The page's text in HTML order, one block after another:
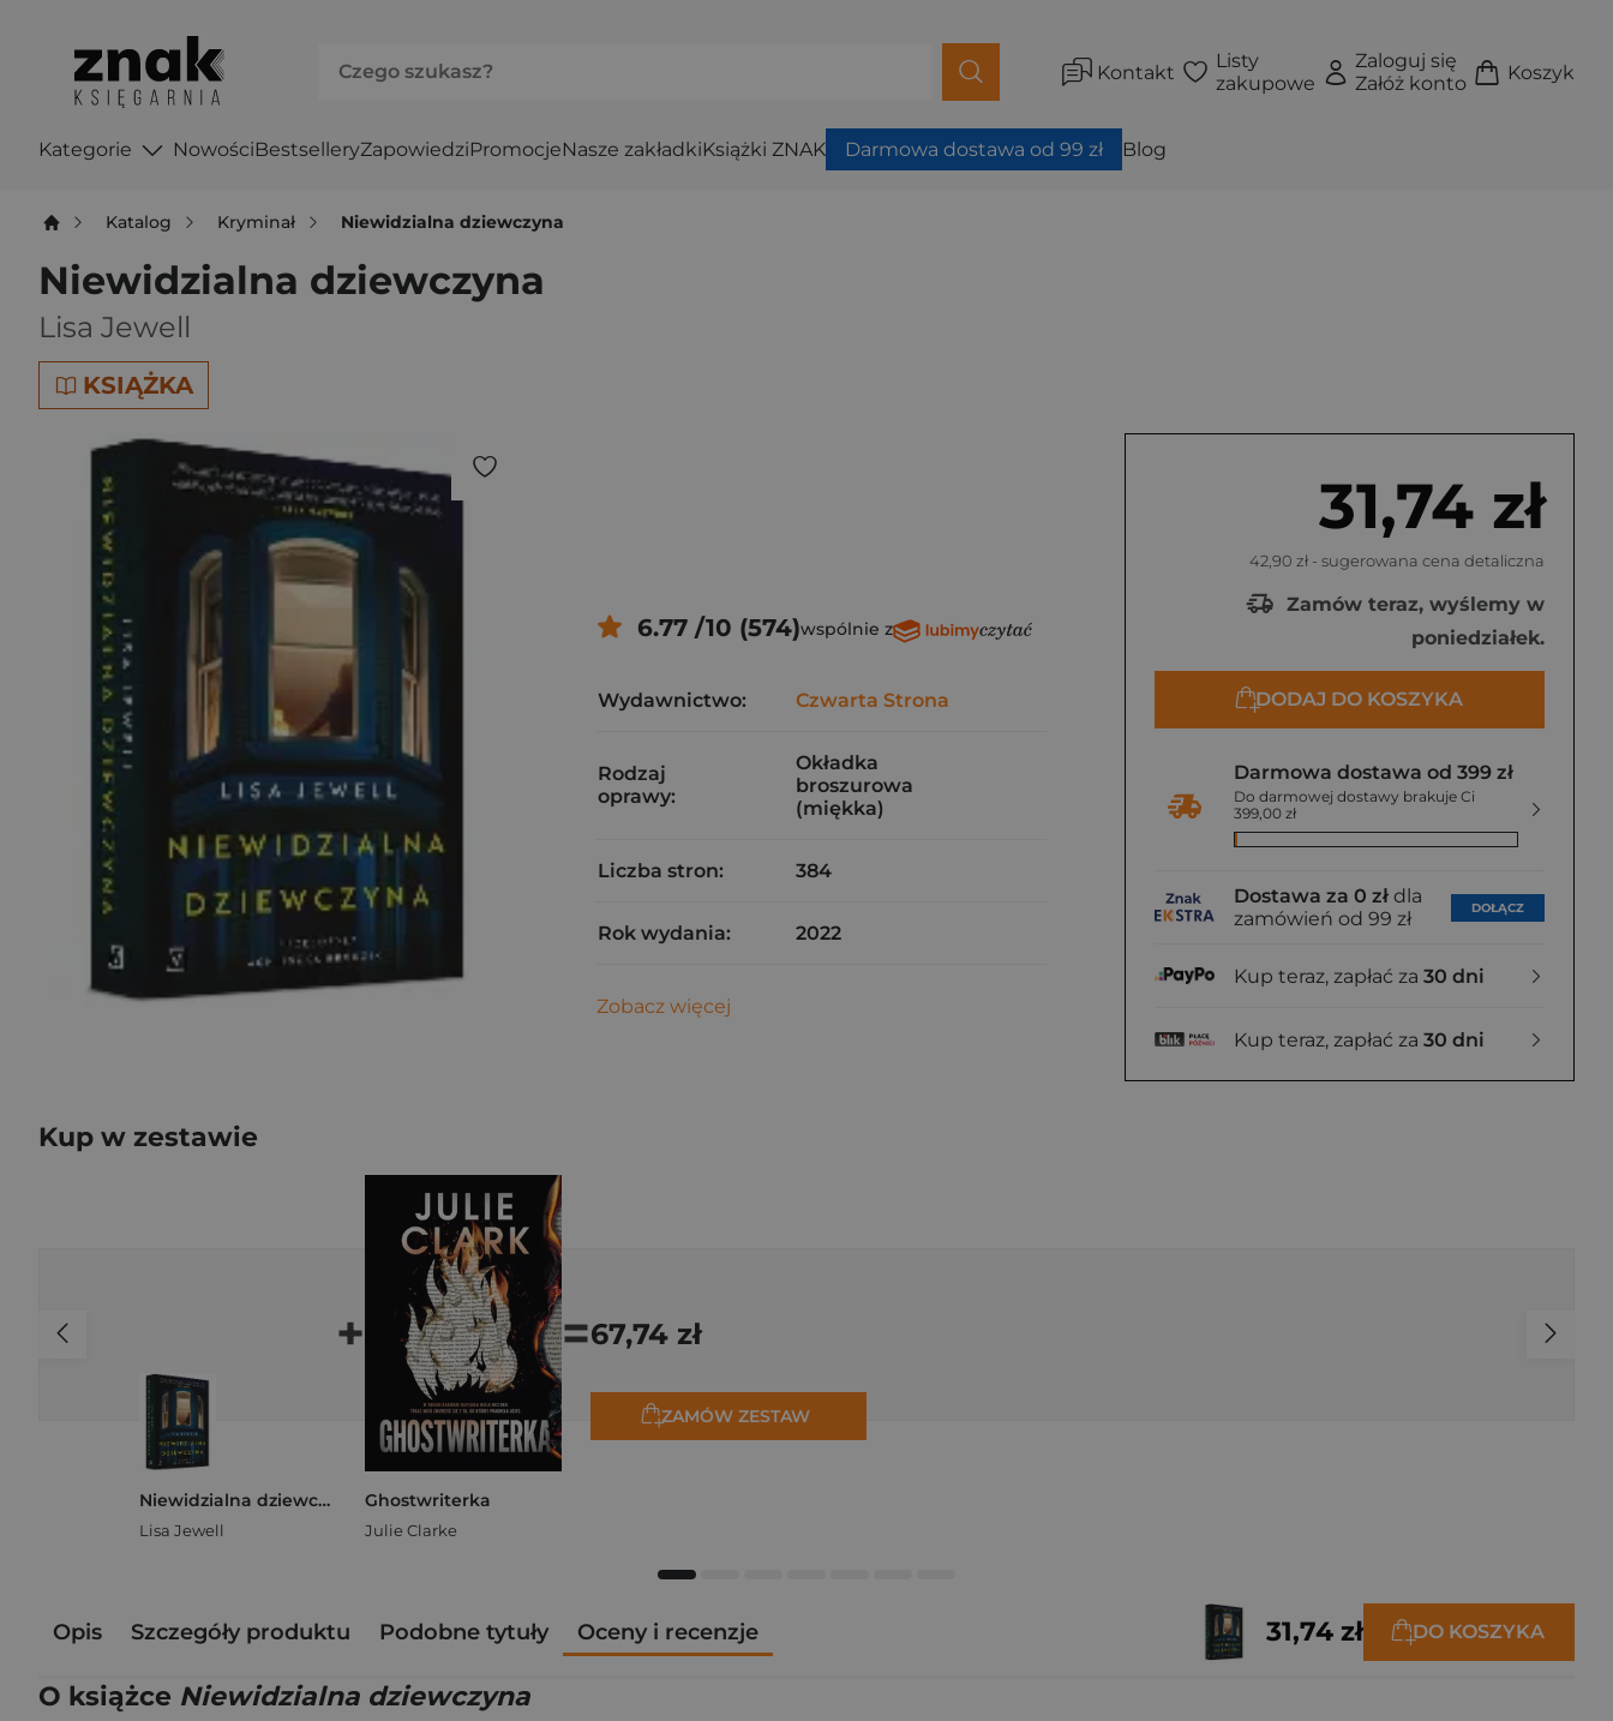
Kontakt
Listy
zakupowe
Zaloguj się
Załóż konto
Koszyk
Kategorie NowościBestselleryZapowiedziPromocjeNasze zakładkiKsiążki ZNAK Darmowa dostawa od 99 zł Blog
Katalog Kryminał Niewidzialna dziewczyna
Niewidzialna dziewczyna
Lisa Jewell
KSIĄŻKA
31,74 zł
42,90 zł - sugerowana cena detaliczna
Zamów teraz, wyślemy w
poniedziałek.
DODAJ DO KOSZYKA
Darmowa dostawa od 399 zł
Do darmowej dostawy brakuje Ci
399,00 zł
Dostawa za 0 zł dla
zamówień od 99 zł
DOŁĄCZ
Kup teraz, zapłać za 30 dni
Kup teraz, zapłać za 30 dni
6.77 /10 (574)wspólnie z
Wydawnictwo: Czwarta Strona
Rodzaj
oprawy:
Okładka
broszurowa
(miękka)
Liczba stron: 384
Rok wydania: 2022
Zobacz więcej
Kup w zestawie
Niewidzialna dziewczyna
Lisa Jewell
+
Ghostwriterka
Julie Clarke
=67,74 zł
ZAMÓW ZESTAW
Opis Szczegóły produktu Podobne tytuły Oceny i recenzje 31,74 zł DO KOSZYKA
O książce Niewidzialna dziewczyna